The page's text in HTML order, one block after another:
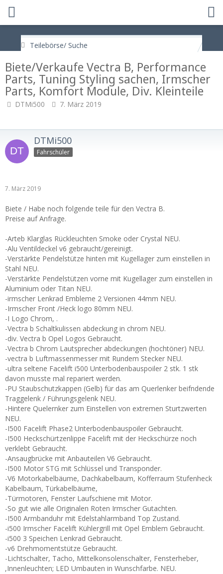
Teilebörse/ Suche
Biete/Verkaufe Vectra B, Performance
Parts, Tuning Styling sachen, Irmscher
Parts, Komfort Module, Div. Kleinteile
DTMi500 7. März 2019
DTMi500
Fahrschüler
7. März 2019
Biete / Habe noch folgende teile für den Vectra B.
Preise auf Anfrage.
-Arteb Klarglas Rückleuchten Smoke oder Crystal NEU.
-Alu Ventildeckel v6 gebraucht/gereinigt.
-Verstärkte Pendelstütze hinten mit Kugellager zum einstellen in
Stahl NEU.
-Verstärkte Pendelstützen vorne mit Kugellager zum einstellen in
Aluminium oder Titan NEU.
-irmscher Lenkrad Embleme 2 Versionen 44mm NEU.
-Irmscher Front /Heck logo 80mm NEU.
-I Logo Chrom, .
-Vectra b Schaltkulissen abdeckung in chrom NEU.
-div. Vectra b Opel Logos Gebraucht.
-Vectra b Chrom Lautsprecher abdeckungen (hochtöner) NEU.
-vectra b Luftmassenmesser mit Rundem Stecker NEU.
-ultra seltene Facelift i500 Unterbodenbauspoiler 2 stk. 1 stk
davon musste mal repariert werden.
-PU Staubschutzkappen (Gelb) für das am Querlenker beifndende
Traggelenk / Führungsgelenk NEU.
-Hintere Quelernker zum Einstellen von extremen Sturtzwerten
NEU.
-I500 Facelift Phase2 Unterbodenbauspoiler Gebraucht.
-I500 Heckschürtzenlippe Facelift mit der Heckschürze noch
verklebt Gebraucht.
-Ansaugbrücke mit Anbauteilen V6 Gebraucht.
-I500 Motor STG mit Schlüssel und Transponder.
-V6 Motorkabelbäume, Dachkabelbaum, Kofferraum Stufenheck
Kabelbaum, Türkabelbäume,
-Türmotoren, Fenster Laufschiene mit Motor.
-So gut wie alle Originalen Roten Irmscher Gutachten.
-I500 Armbanduhr mit Edelstahlarmband Top Zustand.
-i500 Irmscher Facelift Kühlergrill mit Opel Emblem Gebraucht.
-i500 3 Speichen Lenkrad Gebraucht.
-v6 Drehmomentstütze Gebraucht.
-Lichtschalter, Tacho, Mittelkonsolenschalter, Fensterheber,
,Innenleuchten; LED Umbauten in Wunschfarbe. NEU.